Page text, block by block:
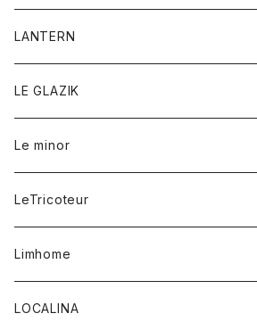
フリース
マフラー
リング
バンダナ
ジャケット
タンクトップ
オーバーオール
ショートパンツ
レディース
アウター
カーディガン
シャツ
オーバーオール
ショートパンツ
レディース
オーバーオール
シャツ
ワンピース
ワンピース
Gジャケット
スウェット
帽子
アウター
LANTERN
アウター
Tシャツ
LE GLAZIK
レディース
コート
シャツ
Le minor
ボトム
スカート
パンツ
レディース
アウター
トップス
LeTricoteur
カーディガン
Limhome
LOCALINA